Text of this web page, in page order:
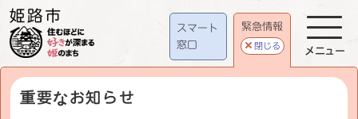
スマート
窓口
緊急情報
閉じる
重要なお知らせ
メニュー